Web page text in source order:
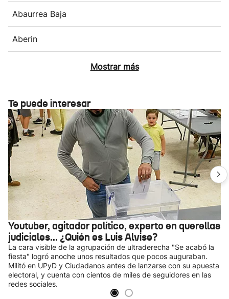
Abaurrea Baja
Aberin
Mostrar más
Te puede interesar
Youtuber, agitador político, experto en querellas
judiciales... ¿Quién es Luis Alvise?
La cara visible de la agrupación de ultraderecha "Se acabó la
fiesta" logró anoche unos resultados que pocos auguraban.
Militó en UPyD y Ciudadanos antes de lanzarse con su apuesta
electoral, y cuenta con cientos de miles de seguidores en las
redes sociales.